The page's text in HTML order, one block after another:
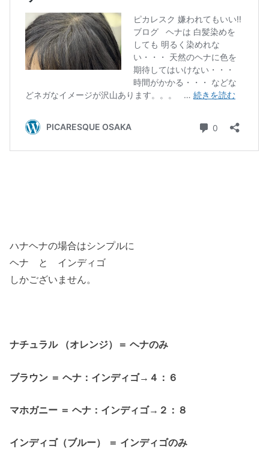
ハナヘナの場合はシンプルに
ヘナ と インディゴ
しかございません。
ナチュラル （オレンジ）＝ ヘナのみ
ブラウン ＝ ヘナ：インディゴ→４：６
マホガニー ＝ ヘナ：インディゴ→２：８
インディゴ（ブルー） ＝ インディゴのみ